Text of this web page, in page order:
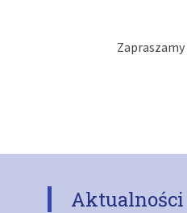
Zapraszamy
Aktualności